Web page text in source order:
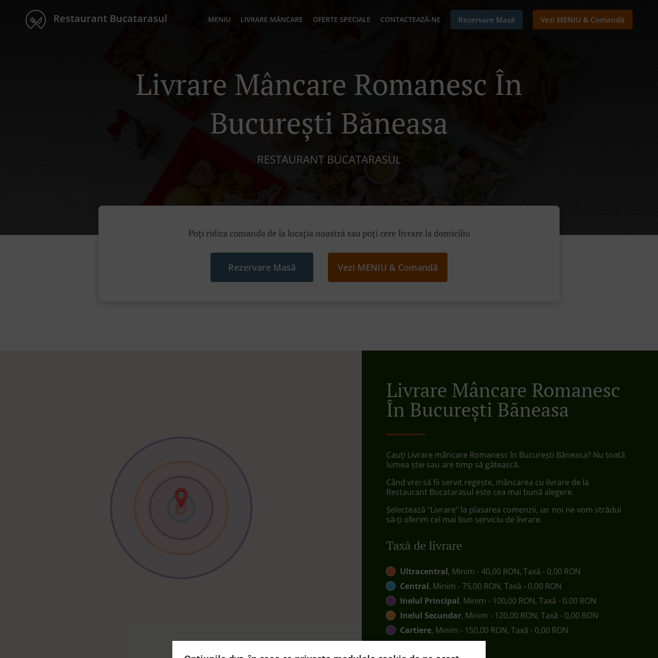
Restaurant Bucatarasul MENIU LIVRARE MÂNCARE OFERTE SPECIALE CONTACTEAZĂ-NE Rezervare Masă Vezi MENIU & Comandă
Livrare Mâncare Romanesc În
București Băneasa
RESTAURANT BUCATARASUL
Poți ridica comanda de la locația noastră sau poți cere livrare la domiciliu
Rezervare Masă Vezi MENIU & Comandă
Livrare Mâncare Romanesc
În București Băneasa
Cauți Livrare mâncare Romanesc în București Băneasa? Nu toată
lumea știe sau are timp să gătească.
Când vrei să fii servit regește, mâncarea cu livrare de la
Restaurant Bucatarasul este cea mai bună alegere.
Selectează "Livrare" la plasarea comenzii, iar noi ne vom strădui
să-ți oferim cel mai bun serviciu de livrare.
Taxă de livrare
Ultracentral, Minim - 40,00 RON, Taxă - 0,00 RON
Central, Minim - 75,00 RON, Taxă - 0,00 RON
Inelul Principal, Minim - 100,00 RON, Taxă - 0,00 RON
Inelul Secundar, Minim - 120,00 RON, Taxă - 0,00 RON
Cartiere, Minim - 150,00 RON, Taxă - 0,00 RON